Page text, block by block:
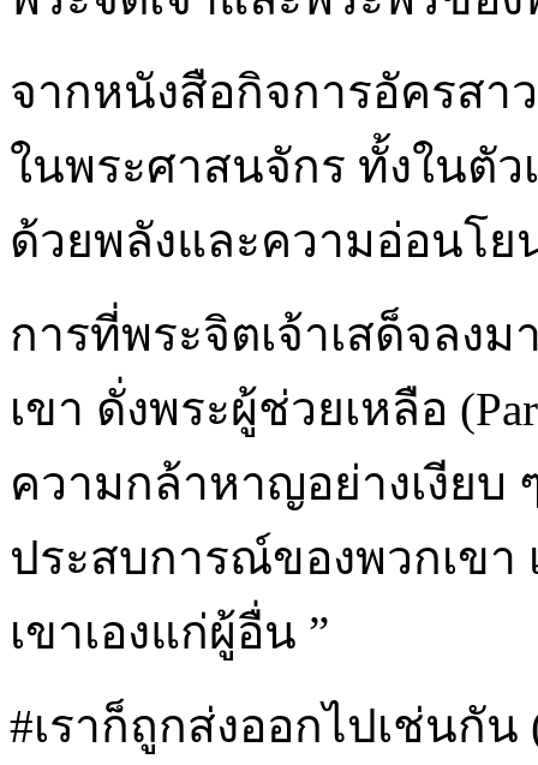
จากหนังสือกิจการอัครสา
ในพระศาสนจักร ทั้งในตั
ด้วยพลังและความอ่อนโย
การที่พระจิตเจ้าเสด็จลง
เขา ดั่งพระผู้ช่วยเหลือ
ความกล้าหาญอย่างเงียบ
ประสบการณ์ของพวกเขา
เขาเองแก่ผู้อื่น ”
#เราก็ถูกส่งออกไปเช่นกัน